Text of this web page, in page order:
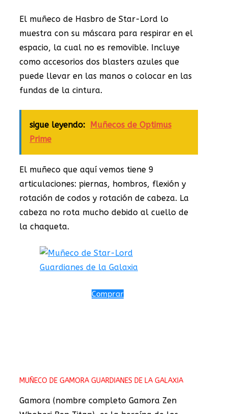
El muñeco de Hasbro de Star-Lord lo
muestra con su máscara para respirar en el
espacio, la cual no es removible. Incluye
como accesorios dos blasters azules que
puede llevar en las manos o colocar en las
fundas de la cintura.
sigue leyendo:
Muñecos de Optimus
Prime
El muñeco que aquí vemos tiene 9
articulaciones: piernas, hombros, flexión y
rotación de codos y rotación de cabeza. La
cabeza no rota mucho debido al cuello de
la chaqueta.
Comprar
MUÑECO DE GAMORA GUARDIANES DE LA GALAXIA
Gamora (nombre completo Gamora Zen